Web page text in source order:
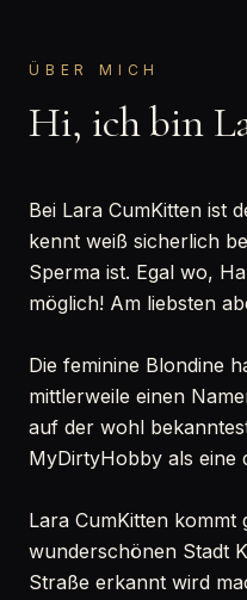
ÜBER MICH
Hi, ich bin
Bei Lara CumKitten ist
kennt weiß sicherlich
Sperma ist. Egal wo,
möglich! Am liebsten
Die feminine Blondine
mittlerweile einen
auf der wohl
MyDirtyHobby als eine
Lara CumKitten kommt
wunderschönen Stadt
Straße erkannt wird